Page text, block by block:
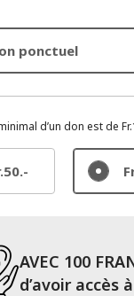
ponctuel
d’un don est de
AVEC 100
d’avoir accès